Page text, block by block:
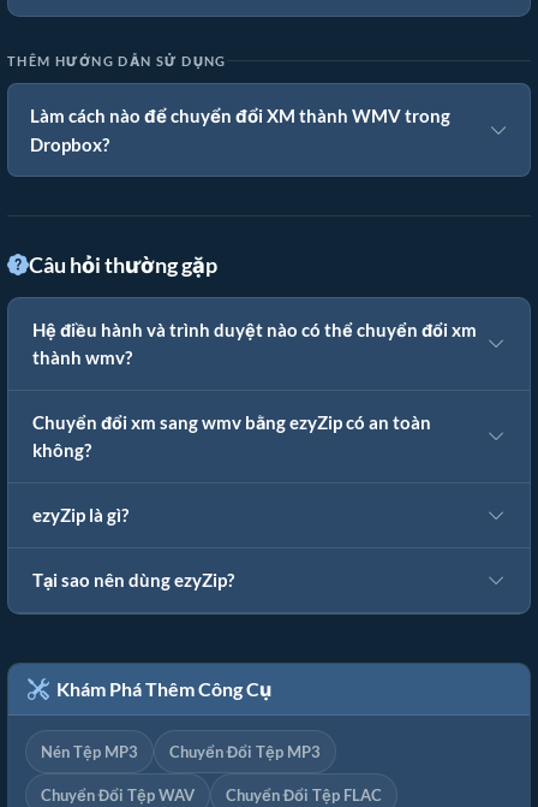
THÊM HƯỚNG DẪN SỬ DỤNG
Làm cách nào để chuyển đổi XM thành WMV trong
Dropbox?
Câu hỏi thường gặp
Hệ điều hành và trình duyệt nào có thể chuyển đổi xm
thành wmv?
Chuyển đổi xm sang wmv bằng ezyZip có an toàn
không?
ezyZip là gì?
Tại sao nên dùng ezyZip?
Khám Phá Thêm Công Cụ
Nén Tệp MP3 Chuyển Đổi Tệp MP3
Chuyển Đổi Tệp WAV Chuyển Đổi Tệp FLAC